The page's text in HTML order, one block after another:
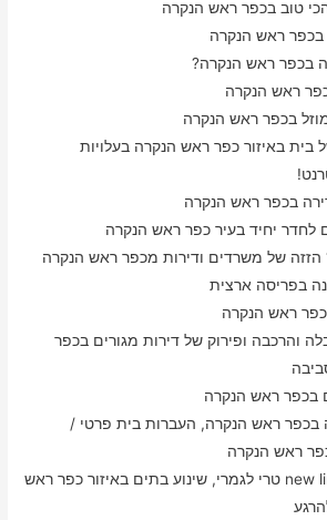
טוב בכפר ראש הנקרה
ראש הנקרה
בכפר ראש הנקרה?
ראש הנקרה
בכפר ראש הנקרה
בית באיזור כפר ראש הנקרה בעלויות
בכפר ראש הנקרה
של משרדים ודירות מכפר ראש הנקרה
בפריסה ארצית
ראש הנקרה
והרכבה ופירוק של דירות מגורים בכפר
בכפר ראש הנקרה
בכפר ראש הנקרה, העברות בית פרטי /
ראש הנקרה
בית עם גינה new line טרי לגמרי, שינוע בתים באיזור כפר ראש